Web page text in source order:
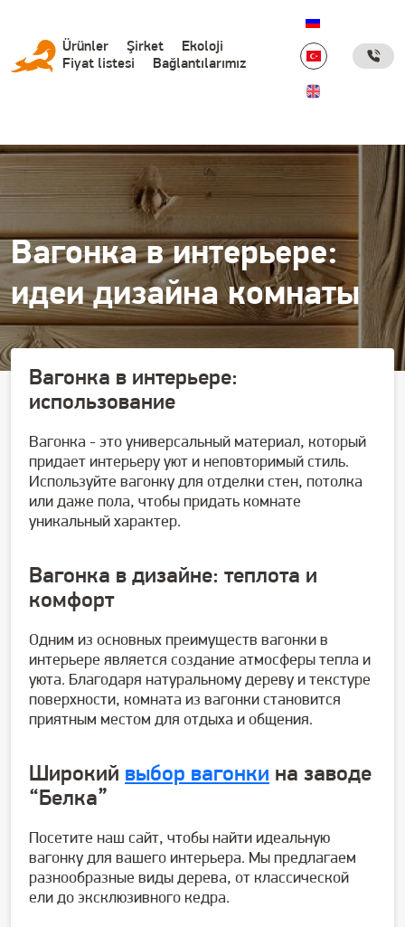
Основная
навигация
Ürünler Şirket
Ekoloji
Fiyat listesi
Bağlantılarımız
Вагонка в интерьере:
идеи дизайна комнаты
Вагонка в интерьере:
использование
Вагонка - это универсальный материал, который
придает интерьеру уют и неповторимый стиль.
Используйте вагонку для отделки стен, потолка
или даже пола, чтобы придать комнате
уникальный характер.
Вагонка в дизайне: теплота и
комфорт
Одним из основных преимуществ вагонки в
интерьере является создание атмосферы тепла и
уюта. Благодаря натуральному дереву и текстуре
поверхности, комната из вагонки становится
приятным местом для отдыха и общения.
Широкий выбор вагонки на заводе
“Белка”
Посетите наш сайт, чтобы найти идеальную
вагонку для вашего интерьера. Мы предлагаем
разнообразные виды дерева, от классической
ели до эксклюзивного кедра.